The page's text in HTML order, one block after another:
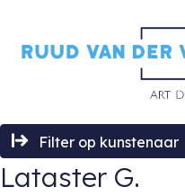
Filter op kunstenaar
Lataster G.